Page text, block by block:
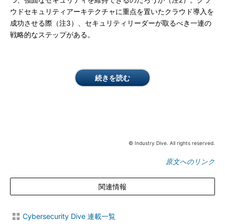
ウドセキュリティアーキテクチャに重点を置いたクラウド導入を
成功させる際（注3）、セキュリティリーダーが取るべき一連の
戦略的なステップがある。
続きを読む
© Industry Dive. All rights reserved.
原文へのリンク
関連情報
Cybersecurity Dive 連載一覧